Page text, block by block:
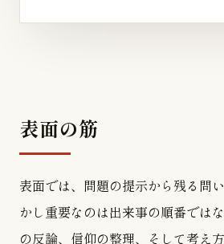
表面の筋
表面では、問題の提示から残る問
かし重要なのは出来事の順番では
の反論、信仰の整理、そして考え